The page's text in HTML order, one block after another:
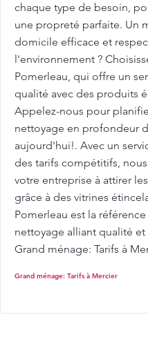
chaque type de besoin,
une propreté parfaite. Un
domicile efficace et
l'environnement ?
Pomerleau, qui offre un
qualité avec des produits
Appelez-nous pour
nettoyage en profondeur
aujourd'hui!. Avec un
des tarifs compétitifs,
votre entreprise à attirer
grâce à des vitrines
Pomerleau est la
nettoyage alliant qualité
Grand ménage: Tarifs à
Grand ménage: Tarifs à Mercier